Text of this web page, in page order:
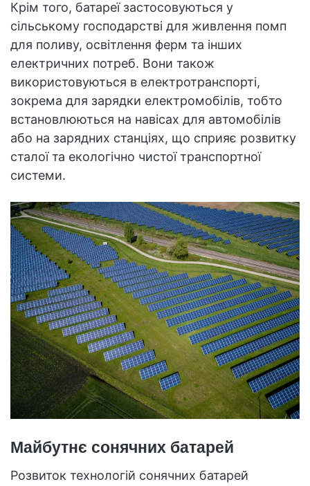
Крім того, батареї застосовуються у
сільському господарстві для живлення помп
для поливу, освітлення ферм та інших
електричних потреб. Вони також
використовуються в електротранспорті,
зокрема для зарядки електромобілів, тобто
встановлюються на навісах для автомобілів
або на зарядних станціях, що сприяє розвитку
сталої та екологічно чистої транспортної
системи.
Майбутнє сонячних батарей
Розвиток технологій сонячних батарей